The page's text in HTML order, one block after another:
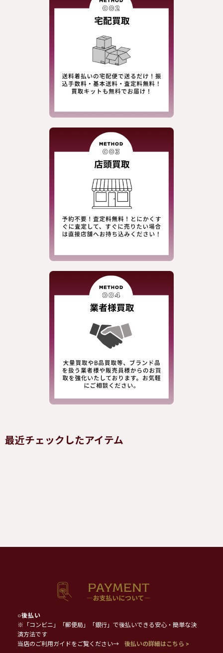
最近チェックしたアイテム
○後払い
※「コンビニ」「郵便局」「銀行」で後払いできる安心・簡単な決
済方法です
当店のご利用ガイドをご覧ください→
後払いの詳細はこちら >